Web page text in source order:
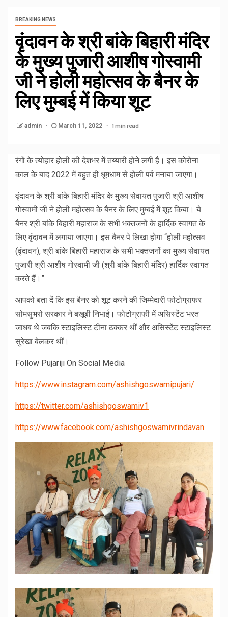
BREAKING NEWS
वृंदावन के श्री बांके बिहारी मंदिर
के मुख्य पुजारी आशीष गोस्वामी
जी ने होली महोत्सव के बैनर के
लिए मुम्बई में किया शूट
admin March 11, 2022 1 min read
रंगों के त्योहार होली की देशभर में तय्यारी होने लगी है। इस कोरोना
काल के बाद 2022 में बहुत ही धूमधाम से होली पर्व मनाया जाएगा।
वृंदावन के श्री बांके बिहारी मंदिर के मुख्य सेवायत पुजारी श्री आशीष
गोस्वामी जी ने होली महोत्सव के बैनर के लिए मुम्बई में शूट किया। ये
बैनर श्री बांके बिहारी महाराज के सभी भक्तजनों के हार्दिक स्वागत के
लिए वृंदावन में लगाया जाएगा। इस बैनर पे लिखा होगा “होली महोत्सव
(वृंदावन), श्री बांके बिहारी महाराज के सभी भक्तजनों का मुख्य सेवायत
पुजारी श्री आशीष गोस्वामी जी (श्री बांके बिहारी मंदिर) हार्दिक स्वागत
करते हैं।”
आपको बता दें कि इस बैनर को शूट करने की जिम्मेदारी फोटोग्राफर
सोमसुभरो सरकार ने बखूबी निभाई। फोटोग्राफी में असिस्टेंट भरत
जाधब थे जबकि स्टाइलिस्ट टीना ठक्कर थीं और असिस्टेंट स्टाइलिस्ट
सुरेखा बेलकर थीं।
Follow Pujariji On Social Media
https://www.instagram.com/ashishgoswamipujari/
https://twitter.com/ashishgoswamiv1
https://www.facebook.com/ashishgoswamivrindavan